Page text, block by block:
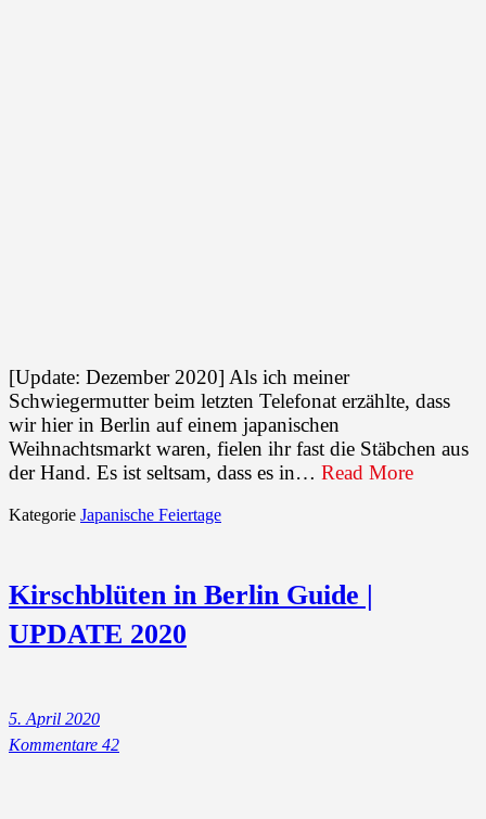
[Update: Dezember 2020] Als ich meiner
Schwiegermutter beim letzten Telefonat erzählte, dass
wir hier in Berlin auf einem japanischen
Weihnachtsmarkt waren, fielen ihr fast die Stäbchen aus
der Hand. Es ist seltsam, dass es in… Read More
Kategorie Japanische Feiertage
Kirschblüten in Berlin Guide |
UPDATE 2020
5. April 2020
Kommentare 42